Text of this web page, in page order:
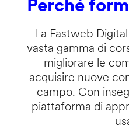
Perché
La Fastweb
vasta gamma di
migliorare le
acquisire nuove
campo. Con
piattaforma di